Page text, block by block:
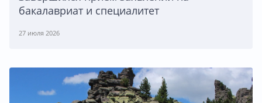
бакалавриат и специалитет
27 июля 2026